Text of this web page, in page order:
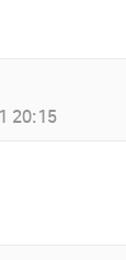
20:15